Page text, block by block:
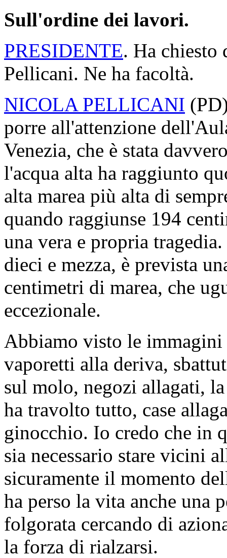
Sull'ordine dei lavori.
PRESIDENTE. Ha chiesto
Pellicani. Ne ha facoltà.
NICOLA PELLICANI (PD
porre all'attenzione
Venezia, che è stata
l'acqua alta ha raggiunto
alta marea più alta di
quando raggiunse 194
una vera e propria
dieci e mezza, è prevista
centimetri di marea, che
eccezionale.
Abbiamo visto le
vaporetti alla deriva,
sul molo, negozi allagati,
ha travolto tutto, case
ginocchio. Io credo che in
sia necessario stare vicini
sicuramente il momento
ha perso la vita anche una
folgorata cercando di
la forza di rialzarsi.